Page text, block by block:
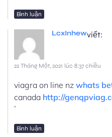
Bình luận
LcxInhewviết:
22 Tháng Một, 2021 lúc 8:37 chiều
viagra on line nz whats
canada http://
’
Bình luận